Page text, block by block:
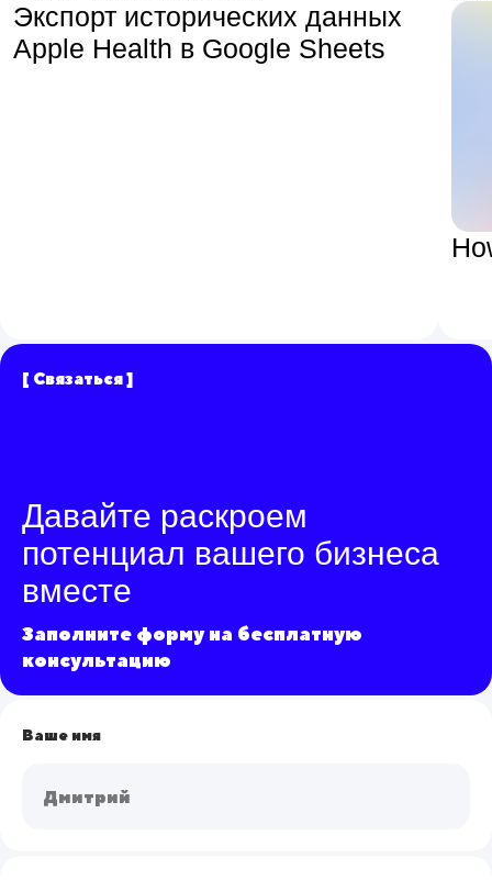
Экспорт исторических данных
Apple Health в Google Sheets
[ Связаться ]
Давайте раскроем
потенциал вашего бизнеса
вместе
Заполните форму на бесплатную
консультацию
Ваше имя